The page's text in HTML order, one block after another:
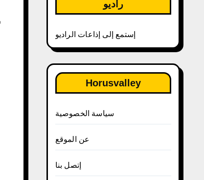
راديو
إستمع إلى إذاعات الراديو
Horusvalley
سياسة الخصوصية
عن الموقع
إتصل بنا